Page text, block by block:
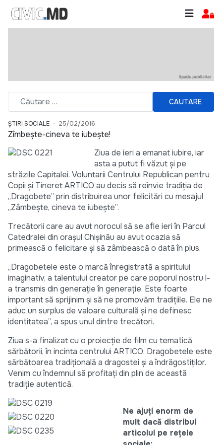
CAUTARE
ȘTIRI SOCIALE 25/02/2016
Zîmbește-cineva te iubește!
Ziua de ieri a emanat iubire, iar
asta a putut fi văzut și pe
străzile Capitalei. Voluntarii Centrului Republican pentru
Copii și Tineret ARTICO au decis să reînvie tradiţia de
„Dragobete” prin distribuirea unor felicitări cu mesajul
„Zâmbește, cineva te iubește”.
Trecătorii care au avut norocul să se afle ieri în Parcul
Catedralei din orașul Chișinău au avut ocazia să
primească o felicitare și să zâmbească o dată în plus.
„Dragobetele este o marcă înregistrată a spiritului
imaginativ, a talentului creator pe care poporul nostru l-
a transmis din generaţie în generaţie. Este foarte
important să sprijinim şi să ne promovăm tradiţiile. Ele ne
aduc un surplus de valoare culturală şi ne definesc
identitatea”, a spus unul dintre trecători.
Ziua s-a finalizat cu o proiecție de film cu tematică
sărbătorii, în incinta centrului ARTICO. Dragobetele este
sărbătoarea tradițională a dragostei și a îndrăgostiţilor.
Venim cu îndemnul să profitaţi din plin de această
tradiţie autentică.
Ne ajuți enorm de
mult dacă distribui
articolul pe rețele